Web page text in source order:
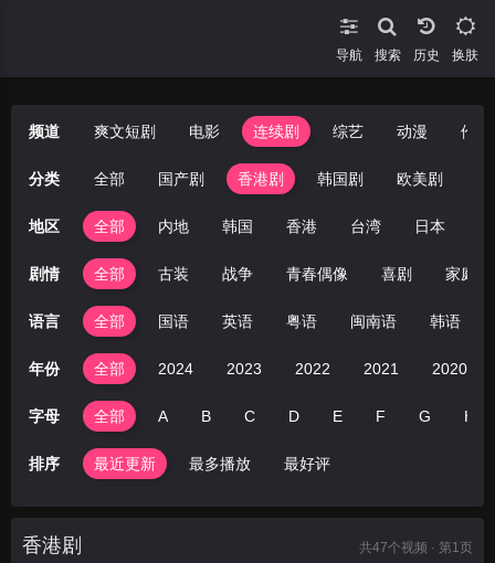
导航 搜索 换肤
频道 爽文短剧 电影 连续剧 综艺 动漫 伦理
分类 全部 国产剧 香港剧 韩国剧 欧美剧
地区 全部 内地 韩国 香港 台湾 日本
剧情 全部 古装 战争 青春偶像 喜剧 家庭
语言 全部 国语 英语 粤语 闽南语 韩语
年份 全部 2024 2023 2022 2021 2020
字母 全部 A B C D E F G H
排序 最近更新 最多播放 最好评
香港剧 共47个视频 · 第1页